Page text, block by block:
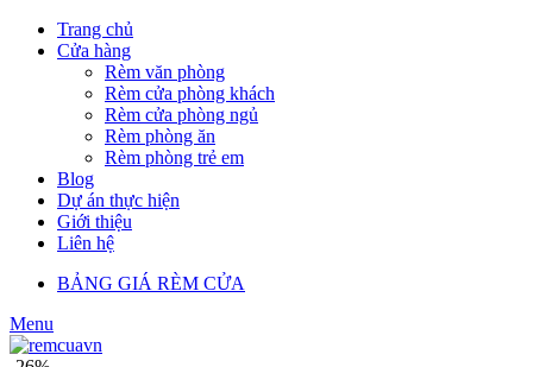
Trang chủ
Cửa hàng
Rèm văn phòng
Rèm cửa phòng khách
Rèm cửa phòng ngủ
Rèm phòng ăn
Rèm phòng trẻ em
Blog
Dự án thực hiện
Giới thiệu
Liên hệ
BẢNG GIÁ RÈM CỬA
Menu